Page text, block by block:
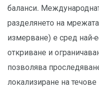
баланси.
разделянето на
измерване) е сред най-
откриване и
позволява
локализиране на